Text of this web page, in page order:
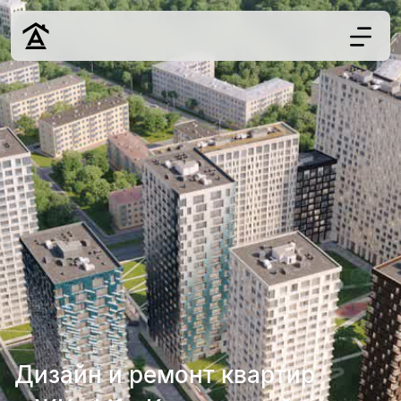
Дизайн
Ремонт
Цены
Наши работы
О нас
Контакты
г. Москва
8 (495) 109-
22-59
Обсудить
Дизайн и ремонт квартир